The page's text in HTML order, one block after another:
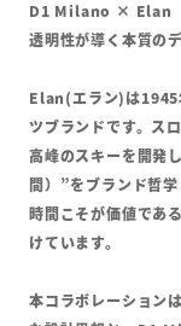
D1 Milano × Elan
透明性が導く本質の
Elan(エラン)は1945
ツブランドです。ス
高峰のスキーを開発
間）”をブランド哲
時間こそが価値であ
けています。
本コラボレーション